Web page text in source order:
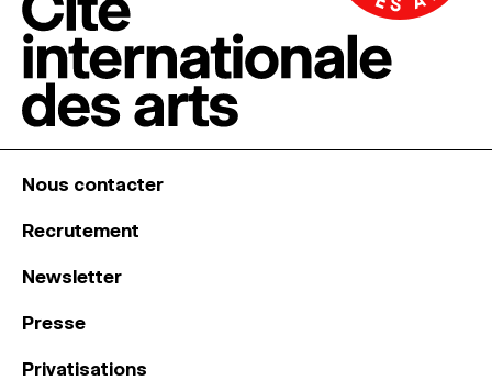
Nous contacter
Recrutement
Newsletter
Presse
Privatisations